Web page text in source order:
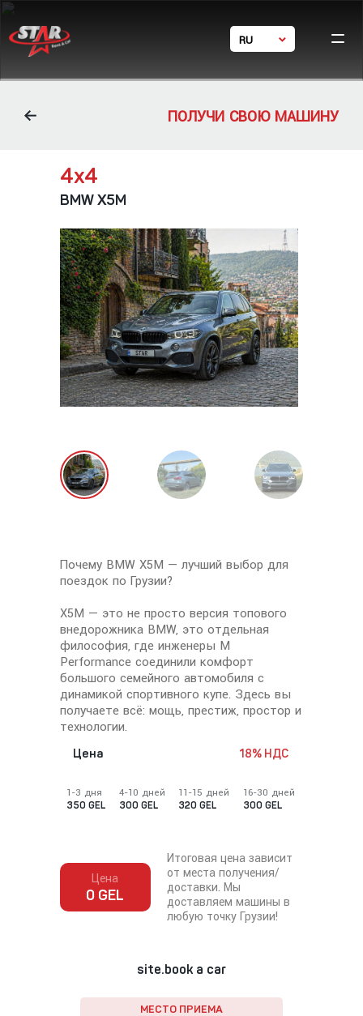
EN
RU
ПОЛУЧИ СВОЮ МАШИНУ
4х4
BMW X5M
Почему BMW X5M — лучший выбор для
поездок по Грузии?
X5M — это не просто версия топового
внедорожника BMW, это отдельная
философия, где инженеры M
Performance соединили комфорт
большого семейного автомобиля с
динамикой спортивного купе. Здесь вы
получаете всё: мощь, престиж, простор и
технологии.
Цена
1-3 дня
350 GEL
4-10 дней
300 GEL
11-15 дней
320 GEL
16-30 дней
300 GEL
18% НДС
Цена
0 GEL
Итоговая цена зависит
от места получения/
доставки. Мы
доставляем машины в
любую точку Грузии!
site.book a car
МЕСТО ПРИЕМА